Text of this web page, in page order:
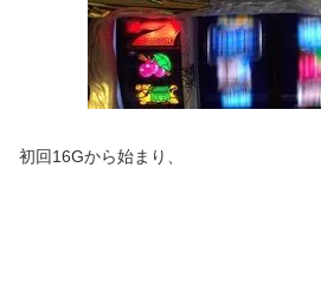
初回16Gから始まり、